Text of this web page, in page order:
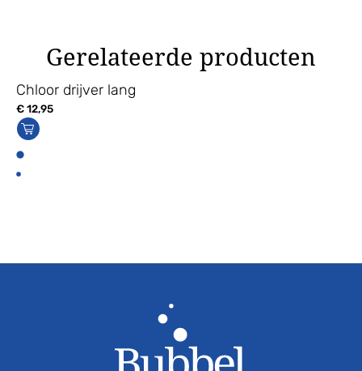
Gerelateerde producten
Chloor drijver lang
€12,95